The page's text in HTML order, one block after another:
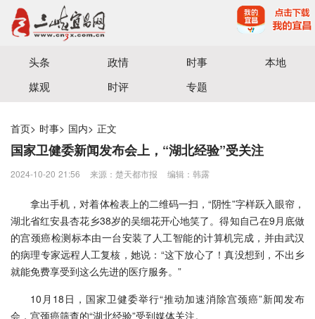
宜昌三峡融媒体中心主办
头条 政情 时事
本地
媒观
时评 专题
首页> 时事> 国内> 正文
国家卫健委新闻发布会上，“湖北经验”受关注
2024-10-20 21:56 来源：楚天都市报 编辑：韩露
拿出手机，对着体检表上的二维码一扫，“阴性”字样跃入眼帘，
湖北省红安县杏花乡38岁的吴细花开心地笑了。得知自己在9月底做
的宫颈癌检测标本由一台安装了人工智能的计算机完成，并由武汉
的病理专家远程人工复核，她说：“这下放心了！真没想到，不出乡
就能免费享受到这么先进的医疗服务。”
10月18日，国家卫健委举行“推动加速消除宫颈癌”新闻发布
会，宫颈癌筛查的“湖北经验”受到媒体关注。